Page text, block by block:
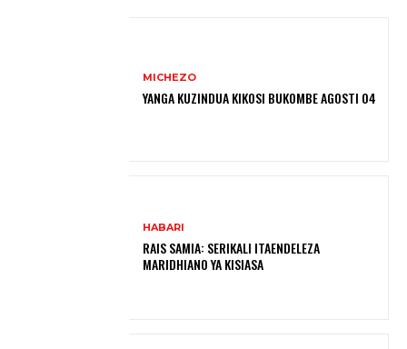
MICHEZO
YANGA KUZINDUA KIKOSI BUKOMBE AGOSTI 04
HABARI
RAIS SAMIA: SERIKALI ITAENDELEZA
MARIDHIANO YA KISIASA